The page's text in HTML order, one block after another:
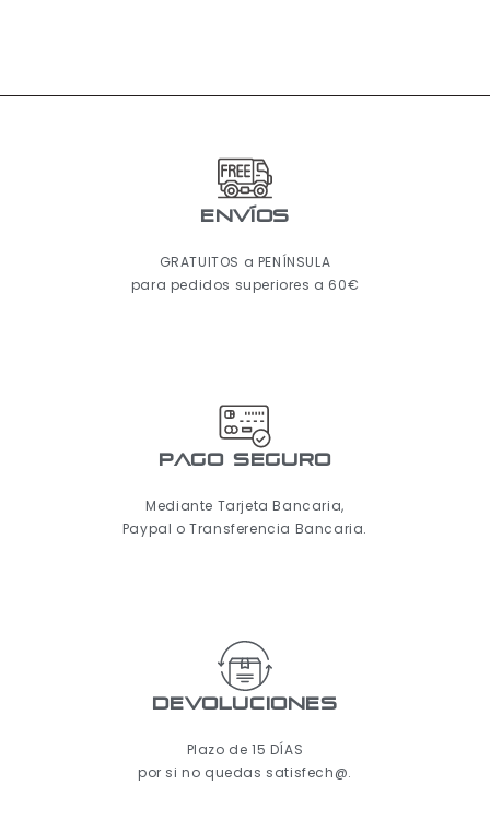
ENVÍOS
GRATUITOS a PENÍNSULA
para pedidos superiores a 60€
pago seguro
Mediante Tarjeta Bancaria,
Paypal o Transferencia Bancaria.
Devoluciones
Plazo de 15 DÍAS
por si no quedas satisfech@.